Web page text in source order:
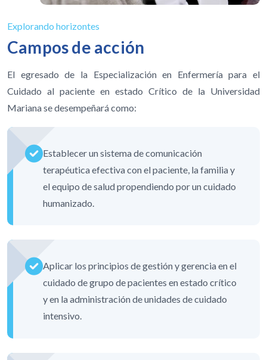
Explorando horizontes
Campos de acción
El egresado de la Especialización en Enfermería para el
Cuidado al paciente en estado Crítico de la Universidad
Mariana se desempeñará como:
Establecer un sistema de comunicación
terapéutica efectiva con el paciente, la familia y
el equipo de salud propendiendo por un cuidado
humanizado.
Aplicar los principios de gestión y gerencia en el
cuidado de grupo de pacientes en estado crítico
y en la administración de unidades de cuidado
intensivo.